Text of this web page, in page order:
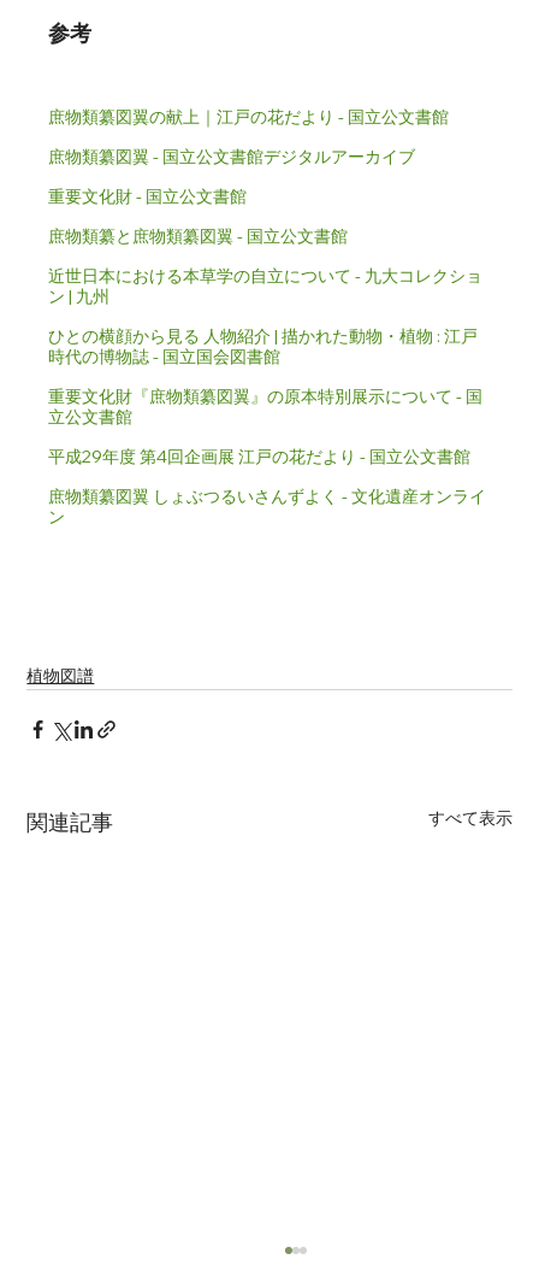
参考
庶物類纂図翼の献上｜江戸の花だより - 国立公文書館
庶物類纂図翼 - 国立公文書館デジタルアーカイブ
重要文化財 - 国立公文書館
庶物類纂と庶物類纂図翼 - 国立公文書館
近世日本における本草学の自立について - 九大コレクショ
ン | 九州
ひとの横顔から見る 人物紹介 | 描かれた動物・植物 : 江戸
時代の博物誌 - 国立国会図書館
重要文化財『庶物類纂図翼』の原本特別展示について - 国
立公文書館
平成29年度 第4回企画展 江戸の花だより - 国立公文書館
庶物類纂図翼 しょぶつるいさんずよく - 文化遺産オンライ
ン
植物図譜
関連記事 すべて表示